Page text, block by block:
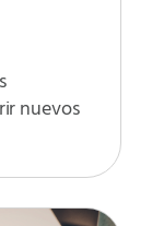
nuevos